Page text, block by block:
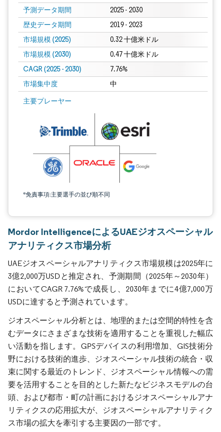
予測データ期間 2025 - 2030
歴史データ期間 2019 - 2023
市場規模 (2025) 0.32 十億米ドル
市場規模 (2030) 0.47 十億米ドル
CAGR (2025 - 2030) 7.76%
市場集中度 中
主要プレーヤー
*免責事項:主要選手の並び順不同
Mordor IntelligenceによるUAEジオスペーシャル
アナリティクス市場分析
UAEジオスペーシャルアナリティクス市場規模は2025年に
3億2,000万USDと推定され、予測期間（2025年～2030年）
においてCAGR 7.76%で成長し、2030年までに4億7,000万
USDに達すると予測されています。
ジオスペーシャル分析とは、地理的または空間的特性を含
むデータにさまざまな技術を適用することを重視した幅広
い活動を指します。GPSデバイスの利用増加、GIS技術分
野における技術的進歩、ジオスペーシャル技術の統合・収
束に関する最近のトレンド、ジオスペーシャル情報への需
要を活用することを目的とした新たなビジネスモデルの台
頭、および都市・町の計画におけるジオスペーシャルアナ
リティクスの応用拡大が、ジオスペーシャルアナリティク
ス市場の拡大を牽引する主要因の一部です。